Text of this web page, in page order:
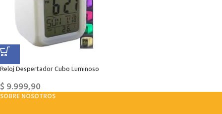
Reloj Despertador Cubo Luminoso
$9.999,90
SOBRE NOSOTROS